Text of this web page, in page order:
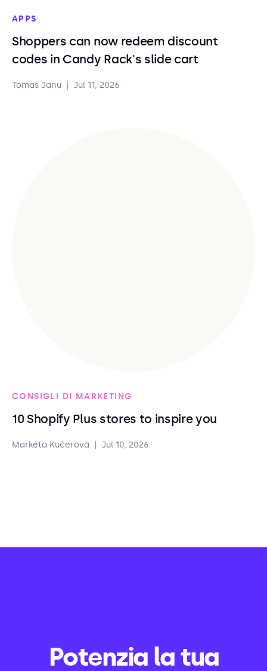
APPS
Shoppers can now redeem discount
codes in Candy Rack's slide cart
Tomas Janu Jul 11, 2026
CONSIGLI DI MARKETING
10 Shopify Plus stores to inspire you
Markéta Kučerová Jul 10, 2026
Potenzia la tua